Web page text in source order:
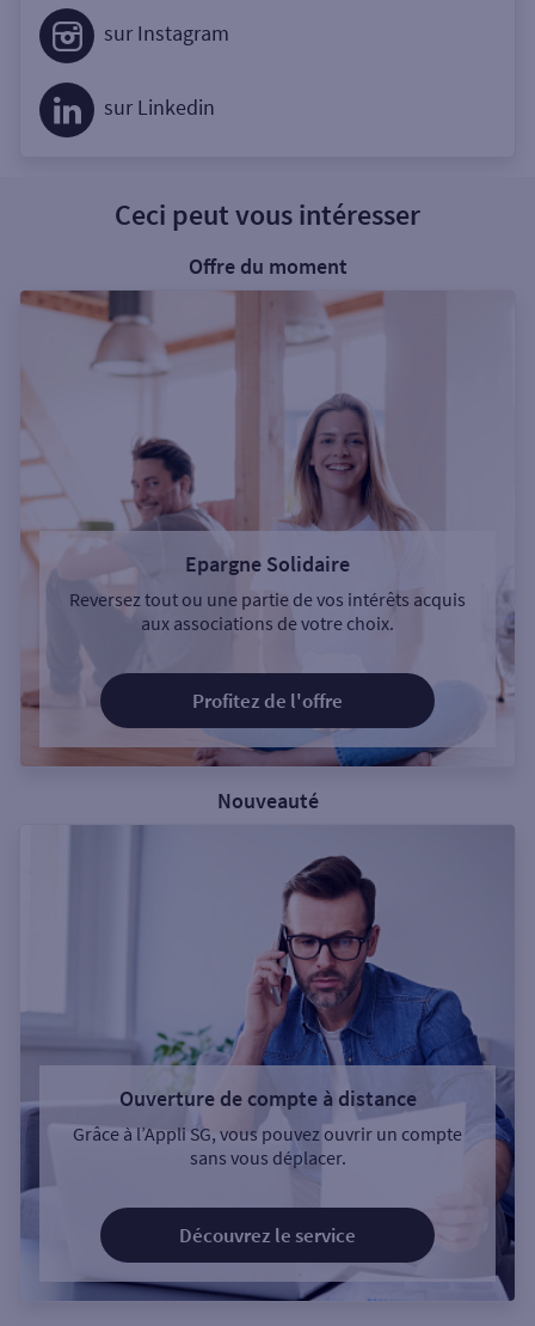
sur Instagram
sur Linkedin
Ceci peut vous intéresser
Offre du moment
Epargne Solidaire
Reversez tout ou une partie de vos intérêts acquis
aux associations de votre choix.
Profitez de l'offre
Nouveauté
Ouverture de compte à distance
Grâce à l’Appli SG, vous pouvez ouvrir un compte
sans vous déplacer.
Découvrez le service